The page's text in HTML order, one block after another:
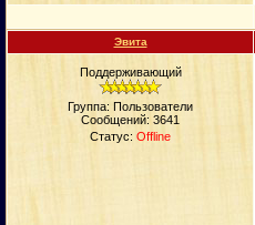
Эвита
Поддерживающий
Группа: Пользователи
Сообщений: 3641
Статус: Offline